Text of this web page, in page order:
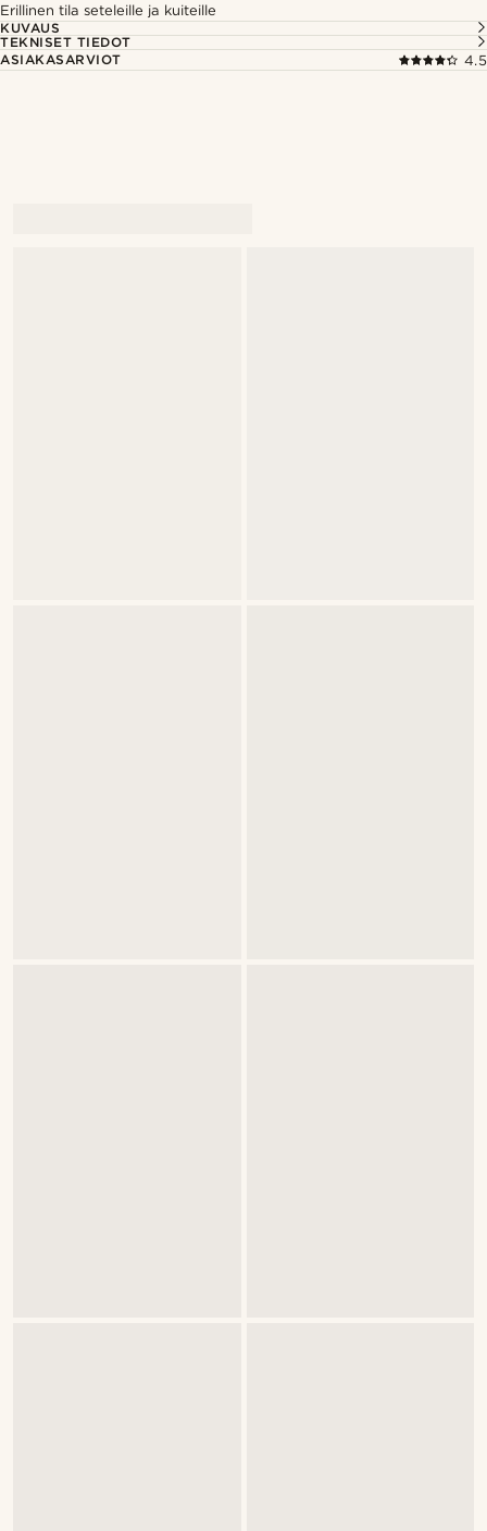
Erillinen tila seteleille ja kuiteille
KUVAUS
TEKNISET TIEDOT
ASIAKASARVIOT
4.5